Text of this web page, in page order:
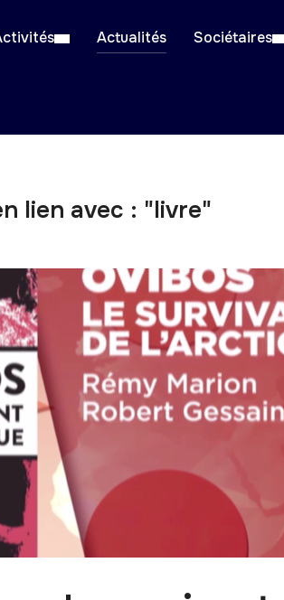
Actualités Sociétaires
lien avec : "livre"